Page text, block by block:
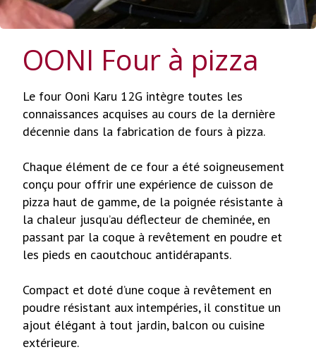
OONI Four à pizza
Le four Ooni Karu 12G intègre toutes les
connaissances acquises au cours de la dernière
décennie dans la fabrication de fours à pizza.
Chaque élément de ce four a été soigneusement
conçu pour offrir une expérience de cuisson de
pizza haut de gamme, de la poignée résistante à
la chaleur jusqu’au déflecteur de cheminée, en
passant par la coque à revêtement en poudre et
les pieds en caoutchouc antidérapants.
Compact et doté d’une coque à revêtement en
poudre résistant aux intempéries, il constitue un
ajout élégant à tout jardin, balcon ou cuisine
extérieure.